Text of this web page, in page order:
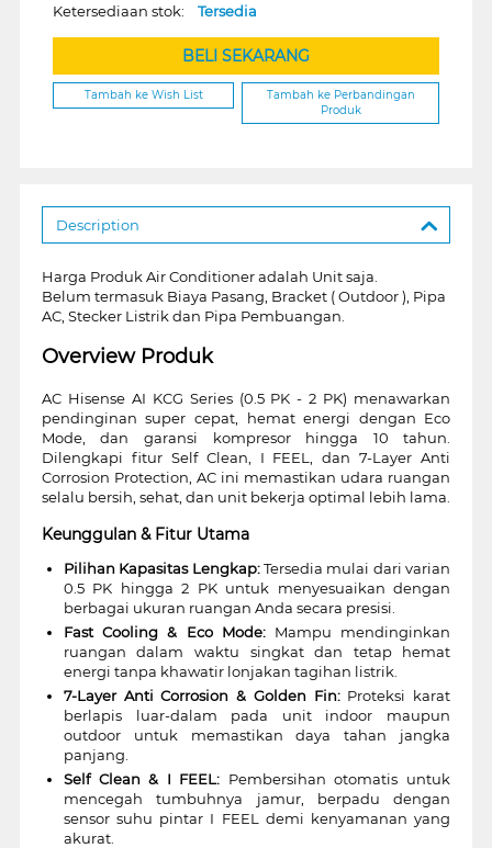
Ketersediaan stok: Tersedia
BELI SEKARANG
Tambah ke Wish List
Tambah ke Perbandingan
Produk
Description
Harga Produk Air Conditioner adalah Unit saja.
Belum termasuk Biaya Pasang, Bracket ( Outdoor ), Pipa
AC, Stecker Listrik dan Pipa Pembuangan.
Overview Produk
AC Hisense AI KCG Series (0.5 PK - 2 PK) menawarkan
pendinginan super cepat, hemat energi dengan Eco
Mode, dan garansi kompresor hingga 10 tahun.
Dilengkapi fitur Self Clean, I FEEL, dan 7-Layer Anti
Corrosion Protection, AC ini memastikan udara ruangan
selalu bersih, sehat, dan unit bekerja optimal lebih lama.
Keunggulan & Fitur Utama
Pilihan Kapasitas Lengkap:Tersedia mulai dari varian
0.5 PK hingga 2 PK untuk menyesuaikan dengan
berbagai ukuran ruangan Anda secara presisi.
Fast Cooling & Eco Mode:Mampu mendinginkan
ruangan dalam waktu singkat dan tetap hemat
energi tanpa khawatir lonjakan tagihan listrik.
7-Layer Anti Corrosion & Golden Fin:Proteksi karat
berlapis luar-dalam pada unit indoor maupun
outdoor untuk memastikan daya tahan jangka
panjang.
Self Clean & I FEEL: Pembersihan otomatis untuk
mencegah tumbuhnya jamur, berpadu dengan
sensor suhu pintar I FEEL demi kenyamanan yang
akurat.